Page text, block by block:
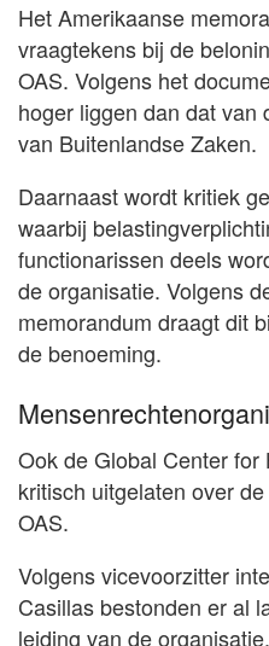
Het Amerikaanse
vraagtekens bij de
OAS. Volgens het
hoger liggen dan dat van
van Buitenlandse Zaken.
Daarnaast wordt kritiek
waarbij
functionarissen deels
de organisatie. Volgens
memorandum draagt dit
de benoeming.
Ook de Global Center
kritisch uitgelaten over
OAS.
Volgens vicevoorzitter
Casillas bestonden er al
leiding van de organisatie.